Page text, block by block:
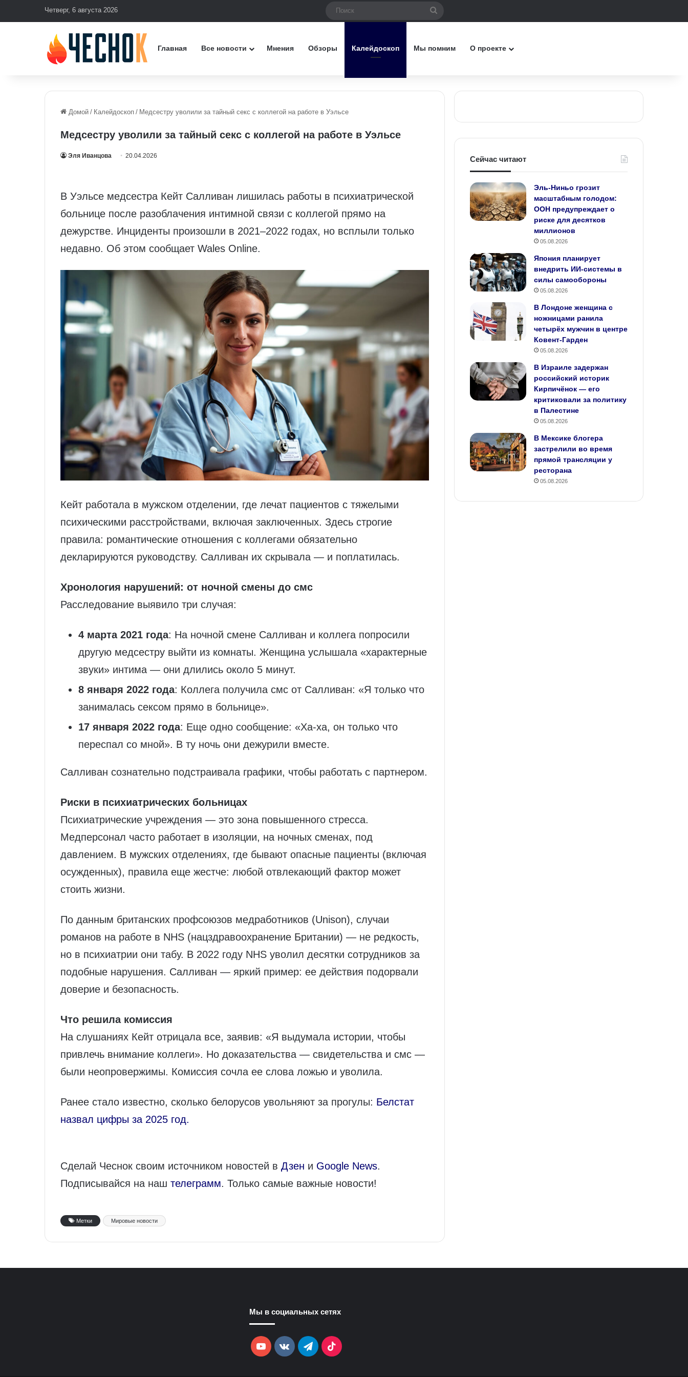
Четверг, 6 августа 2026
Главная Все новости Мнения Обзоры Калейдоскоп Мы помним О проекте
Домой / Калейдоскоп / Медсестру уволили за тайный секс с коллегой на работе в Уэльсе
Медсестру уволили за тайный секс с коллегой на работе в Уэльсе
Эля Иванцова 20.04.2026
В Уэльсе медсестра Кейт Салливан лишилась работы в психиатрической
больнице после разоблачения интимной связи с коллегой прямо на
дежурстве. Инциденты произошли в 2021–2022 годах, но всплыли только
недавно. Об этом сообщает Wales Online.
Кейт работала в мужском отделении, где лечат пациентов с тяжелыми
психическими расстройствами, включая заключенных. Здесь строгие
правила: романтические отношения с коллегами обязательно
декларируются руководству. Салливан их скрывала — и поплатилась.
Хронология нарушений: от ночной смены до смс
Расследование выявило три случая:
4 марта 2021 года: На ночной смене Салливан и коллега попросили
другую медсестру выйти из комнаты. Женщина услышала «характерные
звуки» интима — они длились около 5 минут.
8 января 2022 года: Коллега получила смс от Салливан: «Я только что
занималась сексом прямо в больнице».
17 января 2022 года: Еще одно сообщение: «Ха-ха, он только что
переспал со мной». В ту ночь они дежурили вместе.
Салливан сознательно подстраивала графики, чтобы работать с партнером.
Риски в психиатрических больницах
Психиатрические учреждения — это зона повышенного стресса.
Медперсонал часто работает в изоляции, на ночных сменах, под
давлением. В мужских отделениях, где бывают опасные пациенты (включая
осужденных), правила еще жестче: любой отвлекающий фактор может
стоить жизни.
По данным британских профсоюзов медработников (Unison), случаи
романов на работе в NHS (нацздравоохранение Британии) — не редкость,
но в психиатрии они табу. В 2022 году NHS уволил десятки сотрудников за
подобные нарушения. Салливан — яркий пример: ее действия подорвали
доверие и безопасность.
Что решила комиссия
На слушаниях Кейт отрицала все, заявив: «Я выдумала истории, чтобы
привлечь внимание коллеги». Но доказательства — свидетельства и смс —
были неопровержимы. Комиссия сочла ее слова ложью и уволила.
Ранее стало известно, сколько белорусов увольняют за прогулы: Белстат
назвал цифры за 2025 год.
Сделай Чеснок своим источником новостей в Дзен и Google News.
Подписывайся на наш телеграмм. Только самые важные новости!
Метки Мировые новости
Сейчас читают
Эль-Ниньо грозит
масштабным голодом:
ООН предупреждает о
риске для десятков
миллионов
05.08.2026
Япония планирует
внедрить ИИ‑системы в
силы самообороны
05.08.2026
В Лондоне женщина с
ножницами ранила
четырёх мужчин в центре
Ковент-Гарден
05.08.2026
В Израиле задержан
российский историк
Кирпичёнок — его
критиковали за политику
в Палестине
05.08.2026
В Мексике блогера
застрелили во время
прямой трансляции у
ресторана
05.08.2026
Мы в социальных сетях
YouTubevk.comTelegramTikTok